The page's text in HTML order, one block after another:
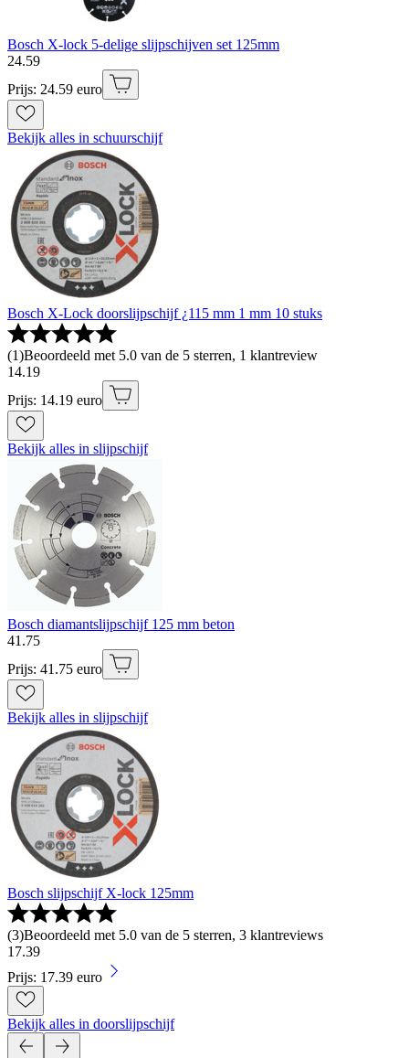
Bosch X-lock 5-delige slijpschijven set 125mm
24.59
Prijs: 24.59 euro
Bekijk alles in schuurschijf
Bosch X-Lock doorslijpschijf ¿115 mm 1 mm 10 stuks
(1)Beoordeeld met 5.0 van de 5 sterren, 1 klantreview
14.19
Prijs: 14.19 euro
Bekijk alles in slijpschijf
Bosch diamantslijpschijf 125 mm beton
41 .75
Prijs: 41.75 euro
Bekijk alles in slijpschijf
Bosch slijpschijf X-lock 125mm
(3)Beoordeeld met 5.0 van de 5 sterren, 3 klantreviews
17.39
Prijs: 17.39 euro
Bekijk alles in doorslijpschijf